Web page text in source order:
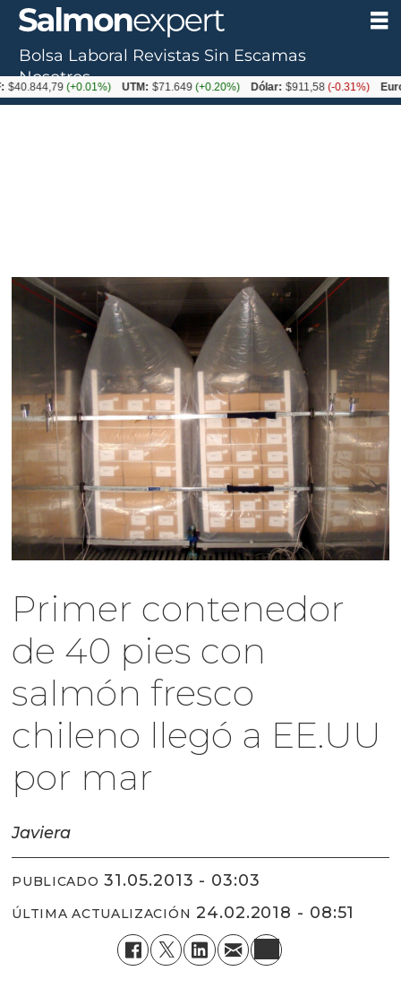
Primer contenedor
de 40 pies con
salmón fresco
chileno llegó a EE.UU
por mar
Javiera
PUBLICADO 31.05.2013 - 03:03
ÚLTIMA ACTUALIZACIÓN 24.02.2018 - 08:51
Bolsa Laboral Revistas Sin Escamas
Nosotros
(+0.01%) UTM: $71.649(+0.20%) Dólar: $911,58(-0.31%) Euro: